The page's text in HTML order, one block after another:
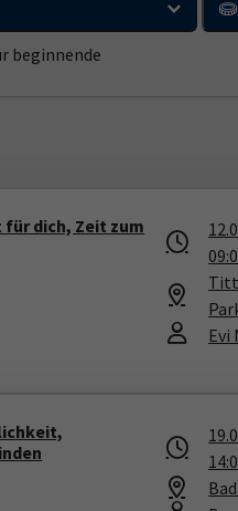
beginnende
dich, Zeit zum
Evi